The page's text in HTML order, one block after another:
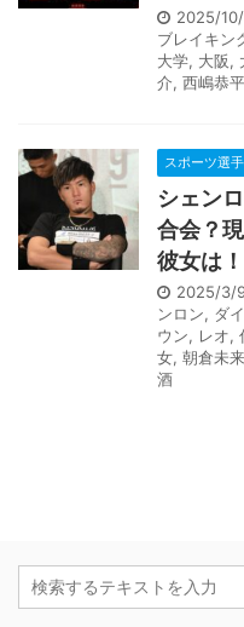
2025/
ブレイキン
大学, 大阪,
介, 西嶋恭平
スポーツ選手
シェン
合会？
彼女は！
2025/3/
ンロン, ダ
ウン, レオ,
女, 朝倉未来
酒